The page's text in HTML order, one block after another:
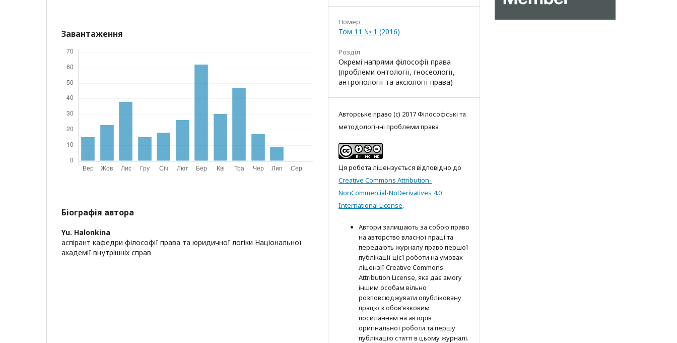
Завантаження
Біографія автора
Yu. Halonkina
аспірант кафедри філософії права та юридичної логіки Національної
академії внутрішніх справ
Номер
Том 11 № 1 (2016)
Розділ
Окремі напрями філософії права
(проблеми онтології, гносеології,
антропології та аксіології права)
Авторське право (c) 2017 Філософські та
методологічні проблеми права
Ця робота ліцензується відповідно до
Creative Commons Attribution-
NonCommercial-NoDerivatives 4.0
International License.
Автори залишають за собою право
на авторство власної праці та
передають журналу право першої
публікації цієї роботи на умовах
ліцензії Creative Commons
Attribution License, яка дає змогу
іншим особам вільно
розповсюджувати опубліковану
працю з обов’язковим
посиланням на авторів
оригінальної роботи та першу
публікацію статті в цьому журналі.